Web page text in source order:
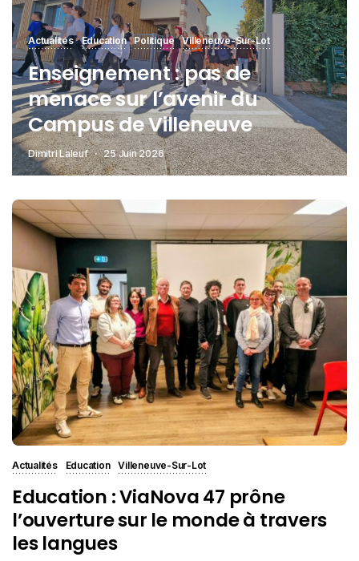
Actualités Education Politique Villeneuve-Sur-Lot
Enseignement : pas de
menace sur l’avenir du
Campus de Villeneuve
Dimitri Laleuf 25 Juin 2026
Actualités Education Villeneuve-Sur-Lot
Education : ViaNova 47 prône
l’ouverture sur le monde à travers
les langues